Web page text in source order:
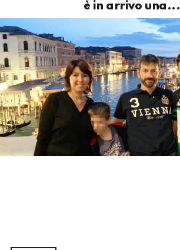
è in arrivo una...